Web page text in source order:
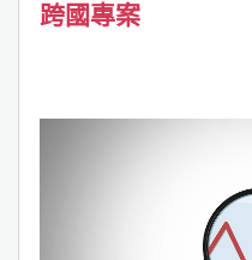
跨國專案